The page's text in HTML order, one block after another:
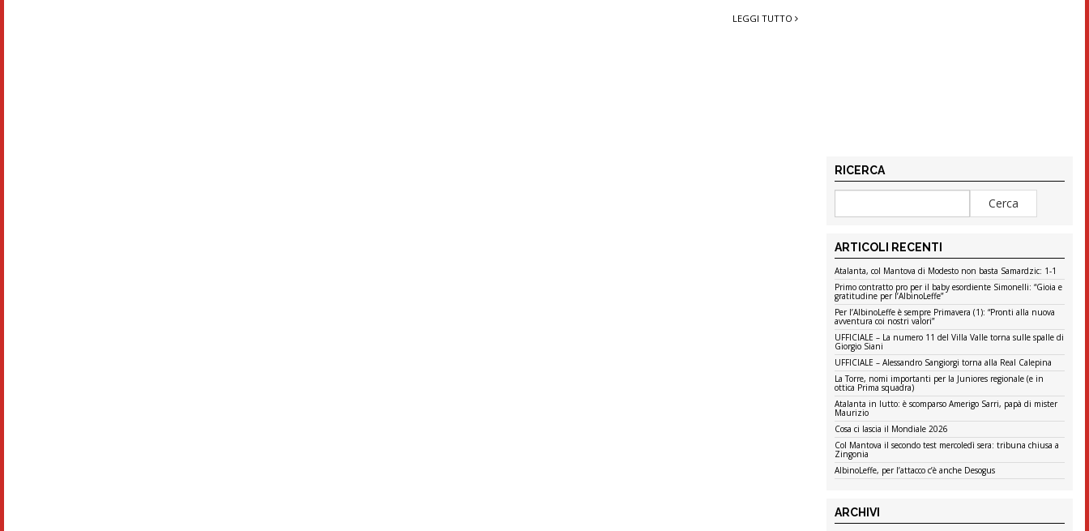
LEGGI TUTTO
RICERCA
ARTICOLI RECENTI
Atalanta, col Mantova di Modesto non basta Samardzic: 1-1
Primo contratto pro per il baby esordiente Simonelli: “Gioia e
gratitudine per l’AlbinoLeffe”
Per l’AlbinoLeffe è sempre Primavera (1): “Pronti alla nuova
avventura coi nostri valori”
UFFICIALE – La numero 11 del Villa Valle torna sulle spalle di
Giorgio Siani
UFFICIALE – Alessandro Sangiorgi torna alla Real Calepina
La Torre, nomi importanti per la Juniores regionale (e in
ottica Prima squadra)
Atalanta in lutto: è scomparso Amerigo Sarri, papà di mister
Maurizio
Cosa ci lascia il Mondiale 2026
Col Mantova il secondo test mercoledì sera: tribuna chiusa a
Zingonia
AlbinoLeffe, per l’attacco c’è anche Desogus
ARCHIVI